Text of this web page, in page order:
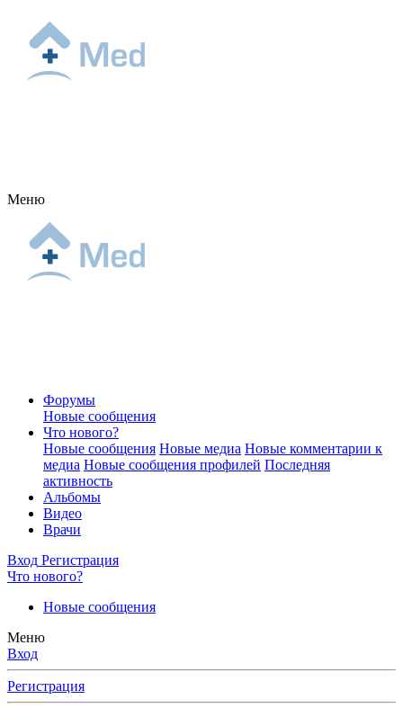
Меню
Форумы
Новые сообщения
Что нового?
Новые сообщения Новые медиа Новые комментарии к
медиа Новые сообщения профилей Последняя
активность
Альбомы
Видео
Врачи
Вход Регистрация
Что нового?
Новые сообщения
Меню
Вход
Регистрация